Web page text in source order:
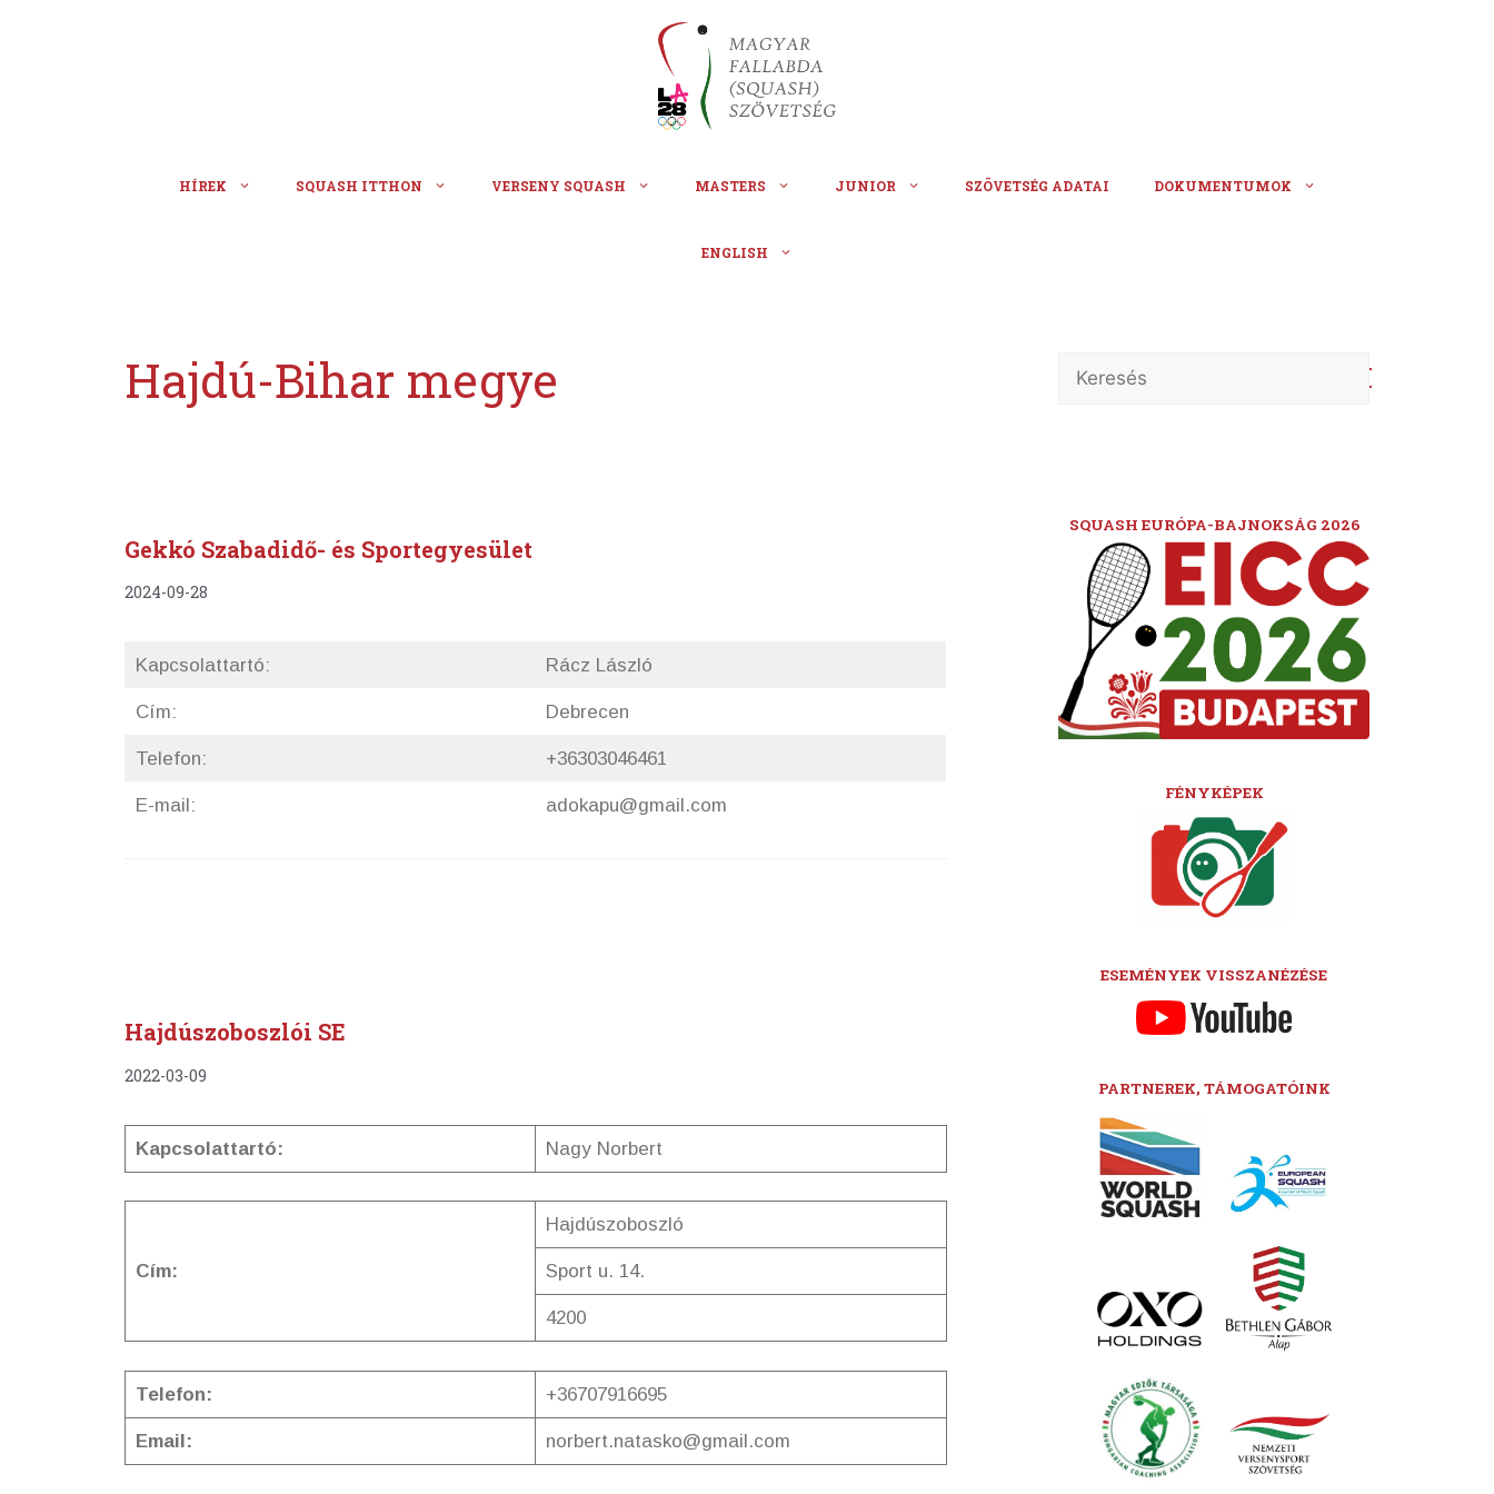
HÍREK SQUASH ITTHON VERSENY SQUASH MASTERS JUNIOR SZÖVETSÉG ADATAI DOKUMENTUMOK
ENGLISH
Hajdú-Bihar megye
Gekkó Szabadidő- és Sportegyesület
2024-09-28
Kapcsolattartó: Rácz László
Cím: Debrecen
Telefon: +36303046461
E-mail: adokapu@gmail.com
Hajdúszoboszlói SE
2022-03-09
Kapcsolattartó: Nagy Norbert
Cím:
Hajdúszoboszló
Sport u. 14.
4200
Telefon: +36707916695
Email: norbert.natasko@gmail.com
SQUASH EURÓPA-BAJNOKSÁG 2026
FÉNYKÉPEK
ESEMÉNYEK VISSZANÉZÉSE
PARTNEREK, TÁMOGATÓINK